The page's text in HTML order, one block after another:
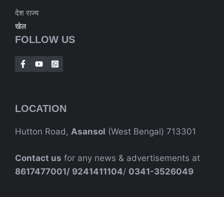
देश राज्य
खेल
FOLLOW US
LOCATION
Hutton Road, Asansol (West Bengal) 713301
Contact us for any news & advertisements at
8617477001/ 9241411104/ 0341-3526049